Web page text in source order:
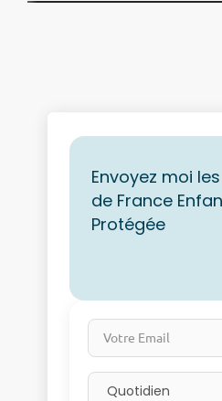
Envoyez moi
de France
Protégée
Votre Email
Email frequency